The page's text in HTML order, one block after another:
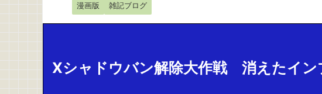
漫画版 雑記ブログ
Xシャドウバン解除大作戦 消えたイン